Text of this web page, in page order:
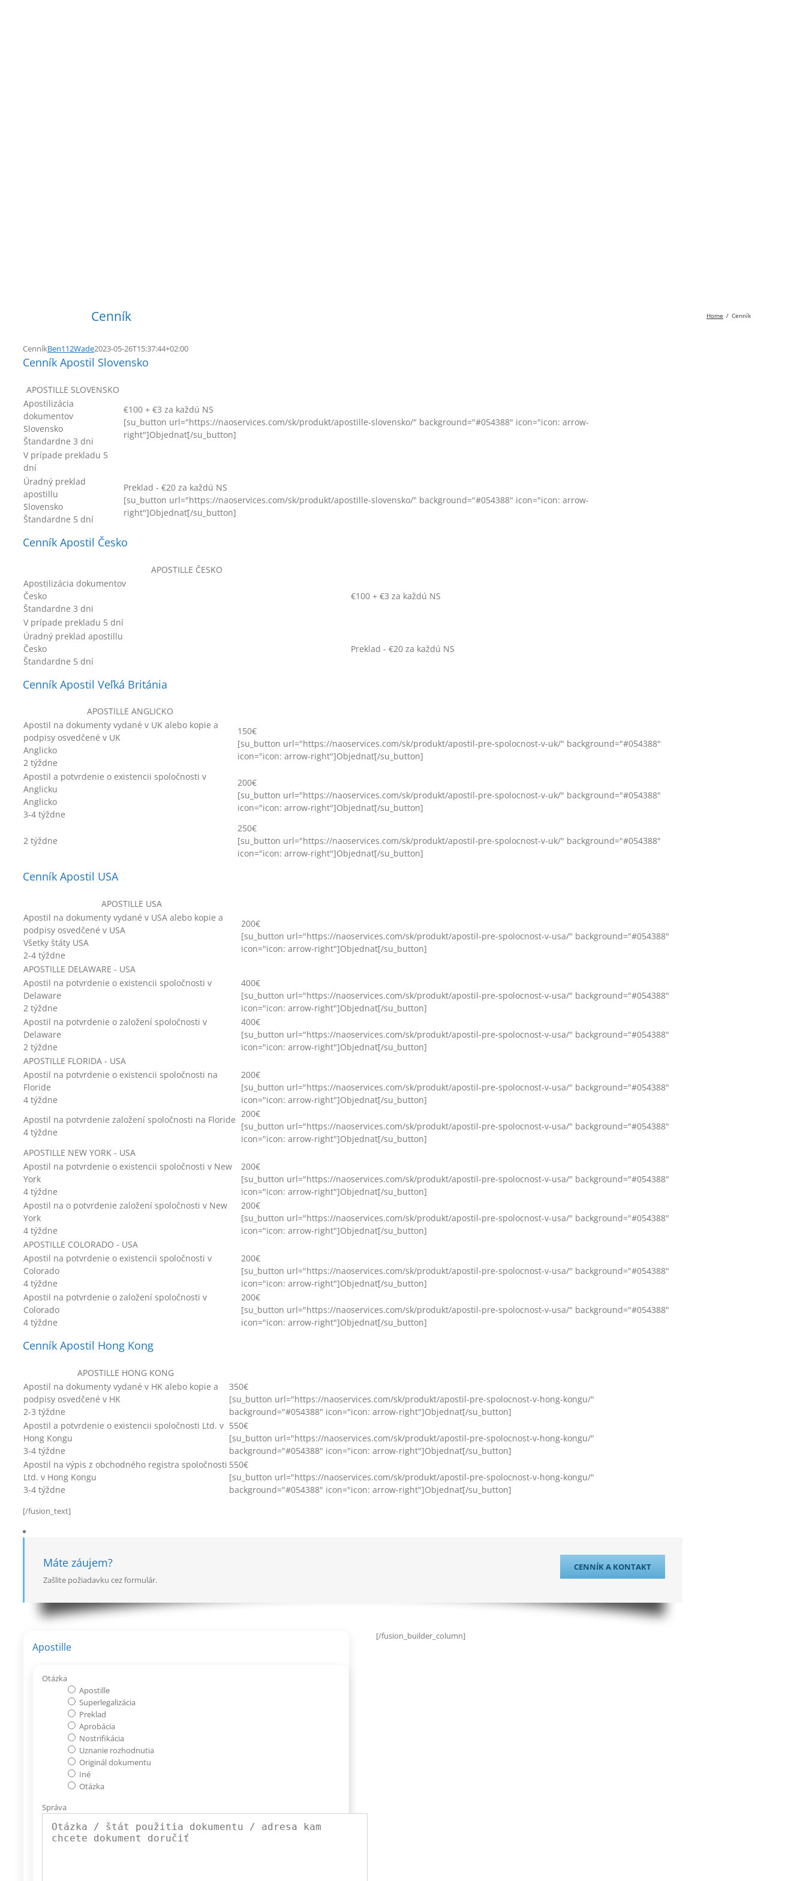
Cenník Home Cenník
CenníkBen112Wade2023-05-26T15:37:44+02:00
Cenník Apostil Slovensko
APOSTILLE SLOVENSKO
Apostilizácia
dokumentov
Slovensko
Štandardne 3 dni
€100 + €3 za každú NS
[su_button url="https://naoservices.com/sk/produkt/apostille-slovensko/" background="#054388" icon="icon: arrow-
right"]Objednať[/su_button]
V prípade prekladu 5
dní
Úradný preklad
apostillu
Slovensko
Štandardne 5 dní
Preklad - €20 za každú NS
[su_button url="https://naoservices.com/sk/produkt/apostille-slovensko/" background="#054388" icon="icon: arrow-
right"]Objednať[/su_button]
Cenník Apostil Česko
APOSTILLE ČESKO
Apostilizácia dokumentov
Česko
Štandardne 3 dni
€100 + €3 za každú NS
V prípade prekladu 5 dní
Úradný preklad apostillu
Česko
Štandardne 5 dní
Preklad - €20 za každú NS
Cenník Apostil Veľká Británia
APOSTILLE ANGLICKO
Apostil na dokumenty vydané v UK alebo kopie a
podpisy osvedčené v UK
Anglicko
2 týždne
150€
[su_button url="https://naoservices.com/sk/produkt/apostil-pre-spolocnost-v-uk/" background="#054388"
icon="icon: arrow-right"]Objednať[/su_button]
Apostil a potvrdenie o existencii spoločnosti v
Anglicku
Anglicko
3-4 týždne
200€
[su_button url="https://naoservices.com/sk/produkt/apostil-pre-spolocnost-v-uk/" background="#054388"
icon="icon: arrow-right"]Objednať[/su_button]
2 týždne
250€
[su_button url="https://naoservices.com/sk/produkt/apostil-pre-spolocnost-v-uk/" background="#054388"
icon="icon: arrow-right"]Objednať[/su_button]
Cenník Apostil USA
APOSTILLE USA
Apostil na dokumenty vydané v USA alebo kopie a
podpisy osvedčené v USA
Všetky štáty USA
2-4 týždne
200€
[su_button url="https://naoservices.com/sk/produkt/apostil-pre-spolocnost-v-usa/" background="#054388"
icon="icon: arrow-right"]Objednať[/su_button]
APOSTILLE DELAWARE - USA
Apostil na potvrdenie o existencii spoločnosti v
Delaware
2 týždne
400€
[su_button url="https://naoservices.com/sk/produkt/apostil-pre-spolocnost-v-usa/" background="#054388"
icon="icon: arrow-right"]Objednať[/su_button]
Apostil na potvrdenie o založení spoločnosti v
Delaware
2 týždne
400€
[su_button url="https://naoservices.com/sk/produkt/apostil-pre-spolocnost-v-usa/" background="#054388"
icon="icon: arrow-right"]Objednať[/su_button]
APOSTILLE FLORIDA - USA
Apostil na potvrdenie o existencii spoločnosti na
Floride
4 týždne
200€
[su_button url="https://naoservices.com/sk/produkt/apostil-pre-spolocnost-v-usa/" background="#054388"
icon="icon: arrow-right"]Objednať[/su_button]
Apostil na potvrdenie založení spoločnosti na Floride
4 týždne
200€
[su_button url="https://naoservices.com/sk/produkt/apostil-pre-spolocnost-v-usa/" background="#054388"
icon="icon: arrow-right"]Objednať[/su_button]
APOSTILLE NEW YORK - USA
Apostil na potvrdenie o existencii spoločnosti v New
York
4 týždne
200€
[su_button url="https://naoservices.com/sk/produkt/apostil-pre-spolocnost-v-usa/" background="#054388"
icon="icon: arrow-right"]Objednať[/su_button]
Apostil na o potvrdenie založení spoločnosti v New
York
4 týždne
200€
[su_button url="https://naoservices.com/sk/produkt/apostil-pre-spolocnost-v-usa/" background="#054388"
icon="icon: arrow-right"]Objednať[/su_button]
APOSTILLE COLORADO - USA
Apostil na potvrdenie o existencii spoločnosti v
Colorado
4 týždne
200€
[su_button url="https://naoservices.com/sk/produkt/apostil-pre-spolocnost-v-usa/" background="#054388"
icon="icon: arrow-right"]Objednať[/su_button]
Apostil na potvrdenie o založení spoločnosti v
Colorado
4 týždne
200€
[su_button url="https://naoservices.com/sk/produkt/apostil-pre-spolocnost-v-usa/" background="#054388"
icon="icon: arrow-right"]Objednať[/su_button]
Cenník Apostil Hong Kong
APOSTILLE HONG KONG
Apostil na dokumenty vydané v HK alebo kopie a
podpisy osvedčené v HK
2-3 týždne
350€
[su_button url="https://naoservices.com/sk/produkt/apostil-pre-spolocnost-v-hong-kongu/"
background="#054388" icon="icon: arrow-right"]Objednať[/su_button]
Apostil a potvrdenie o existencii spoločnosti Ltd. v
Hong Kongu
3-4 týždne
550€
[su_button url="https://naoservices.com/sk/produkt/apostil-pre-spolocnost-v-hong-kongu/"
background="#054388" icon="icon: arrow-right"]Objednať[/su_button]
Apostil na výpis z obchodného registra spoločnosti
Ltd. v Hong Kongu
3-4 týždne
550€
[su_button url="https://naoservices.com/sk/produkt/apostil-pre-spolocnost-v-hong-kongu/"
background="#054388" icon="icon: arrow-right"]Objednať[/su_button]
[/fusion_text]
CENNÍK A KONTAKT
Máte záujem?
Zašlite požiadavku cez formulár.
[/fusion_builder_column]
Apostille
Otázka
Apostille
Superlegalizácia
Preklad
Aprobácia
Nostrifikácia
Uznanie rozhodnutia
Originál dokumentu
Iné
Otázka
Správa